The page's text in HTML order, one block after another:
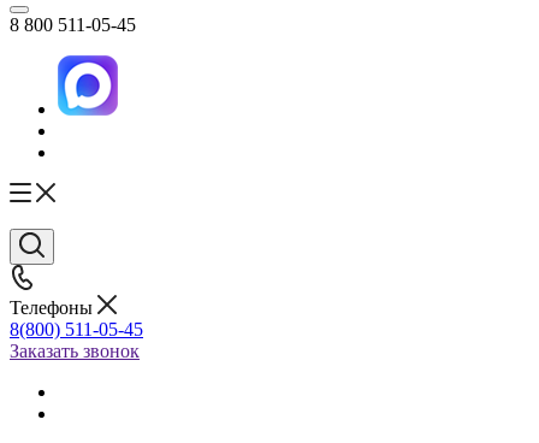
8 800 511-05-45
Телефоны
8(800) 511-05-45
Заказать звонок